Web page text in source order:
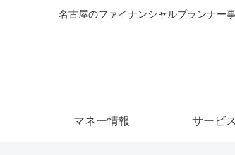
名古屋のファイナンシャルプランナー
マネー情報 サービ